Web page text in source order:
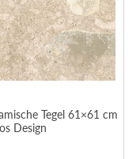
Tegel 61×61 cm
Design